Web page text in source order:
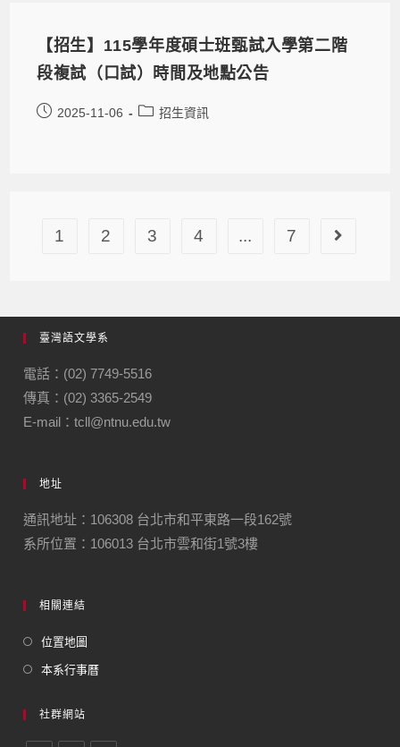
【招生】115學年度碩士班甄試入學第二階
段複試（口試）時間及地點公告
2025-11-06 招生資訊
1 2 3 4 ... 7
臺灣語文學系
電話：(02) 7749-5516
傳真：(02) 3365-2549
E-mail：tcll@ntnu.edu.tw
地址
通訊地址：106308 台北市和平東路一段162號
系所位置：106013 台北市雲和街1號3樓
相關連結
位置地圖
本系行事曆
社群網站